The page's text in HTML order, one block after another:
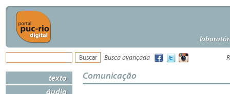
Busca avançada
texto
áudio
Comunicação